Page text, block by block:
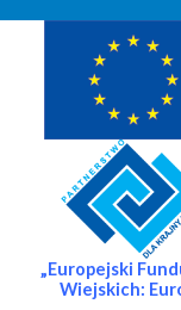
„Europejski
Wiejskich: